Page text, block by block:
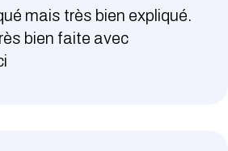
mais très bien expliqué.
bien faite avec